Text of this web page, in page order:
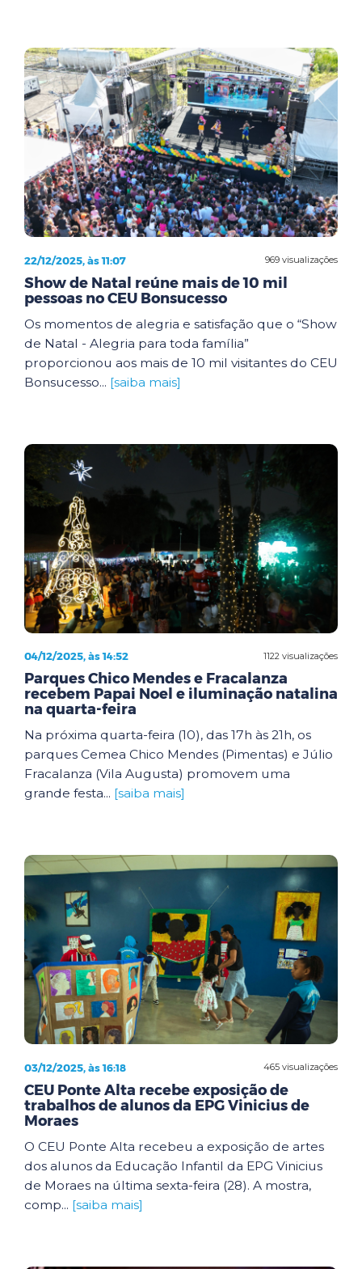
969 visualizações
22/12/2025, às 11:07
Show de Natal reúne mais de 10 mil
pessoas no CEU Bonsucesso
Os momentos de alegria e satisfação que o “Show
de Natal - Alegria para toda família”
proporcionou aos mais de 10 mil visitantes do CEU
Bonsucesso... [saiba mais]
1122 visualizações
04/12/2025, às 14:52
Parques Chico Mendes e Fracalanza
recebem Papai Noel e iluminação natalina
na quarta-feira
Na próxima quarta-feira (10), das 17h às 21h, os
parques Cemea Chico Mendes (Pimentas) e Júlio
Fracalanza (Vila Augusta) promovem uma
grande festa... [saiba mais]
465 visualizações
03/12/2025, às 16:18
CEU Ponte Alta recebe exposição de
trabalhos de alunos da EPG Vinicius de
Moraes
O CEU Ponte Alta recebeu a exposição de artes
dos alunos da Educação Infantil da EPG Vinicius
de Moraes na última sexta-feira (28). A mostra,
comp... [saiba mais]